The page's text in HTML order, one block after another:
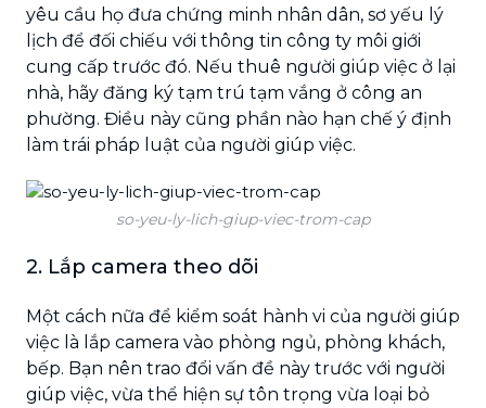
yêu cầu họ đưa chứng minh nhân dân, sơ yếu lý
lịch để đối chiếu với thông tin công ty môi giới
cung cấp trước đó. Nếu thuê người giúp việc ở lại
nhà, hãy đăng ký tạm trú tạm vắng ở công an
phường. Điều này cũng phần nào hạn chế ý định
làm trái pháp luật của người giúp việc.
so-yeu-ly-lich-giup-viec-trom-cap
2. Lắp camera theo dõi
Một cách nữa để kiểm soát hành vi của người giúp
việc là lắp camera vào phòng ngủ, phòng khách,
bếp. Bạn nên trao đổi vấn đề này trước với người
giúp việc, vừa thể hiện sự tôn trọng vừa loại bỏ